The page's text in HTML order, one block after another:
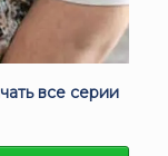
все серии